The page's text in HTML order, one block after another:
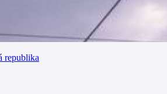
republika